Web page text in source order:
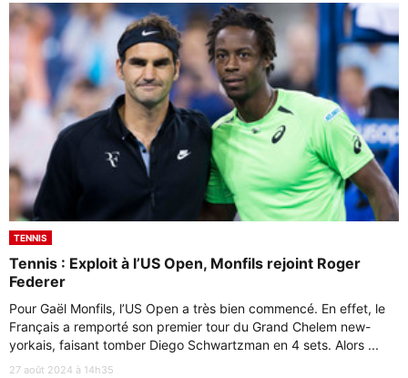
TENNIS
Tennis : Exploit à l’US Open, Monfils rejoint Roger
Federer
Pour Gaël Monfils, l’US Open a très bien commencé. En effet, le
Français a remporté son premier tour du Grand Chelem new-
yorkais, faisant tomber Diego Schwartzman en 4 sets. Alors ...
27 août 2024 à 14h35